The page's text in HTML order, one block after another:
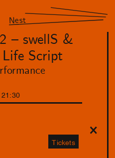
Nest
– swellS &
Script
21 : 30
Tickets